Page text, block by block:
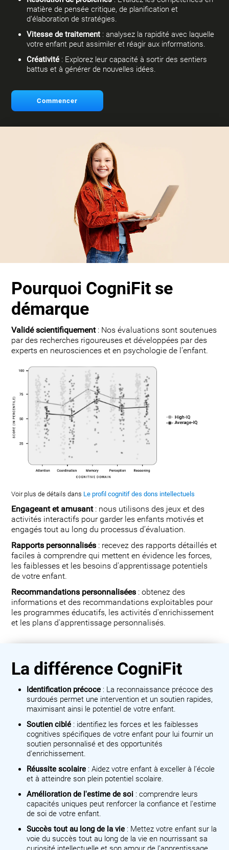
matière de pensée critique, de planification et
d’élaboration de stratégies.
Vitesse de traitement : analysez la rapidité avec laquelle
votre enfant peut assimiler et réagir aux informations.
Créativité : Explorez leur capacité à sortir des sentiers
battus et à générer de nouvelles idées.
Commencer
Pourquoi CogniFit se
démarque
Validé scientifiquement: Nos évaluations sont soutenues
par des recherches rigoureuses et développées par des
experts en neurosciences et en psychologie de l’enfant.
Voir plus de détails dans Le profil cognitif des dons intellectuels
Engageant et amusant: nous utilisons des jeux et des
activités interactifs pour garder les enfants motivés et
engagés tout au long du processus d’évaluation.
Rapports personnalisés : recevez des rapports détaillés et
faciles à comprendre qui mettent en évidence les forces,
les faiblesses et les besoins d'apprentissage potentiels
de votre enfant.
Recommandations personnalisées : obtenez des
informations et des recommandations exploitables pour
les programmes éducatifs, les activités d'enrichissement
et les plans d'apprentissage personnalisés.
La différence CogniFit
Identification précoce : La reconnaissance précoce des
surdoués permet une intervention et un soutien rapides,
maximisant ainsi le potentiel de votre enfant.
Soutien ciblé : identifiez les forces et les faiblesses
cognitives spécifiques de votre enfant pour lui fournir un
soutien personnalisé et des opportunités
d'enrichissement.
Réussite scolaire : Aidez votre enfant à exceller à l’école
et à atteindre son plein potentiel scolaire.
Amélioration de l'estime de soi : comprendre leurs
capacités uniques peut renforcer la confiance et l'estime
de soi de votre enfant.
Succès tout au long de la vie : Mettez votre enfant sur la
voie du succès tout au long de la vie en nourrissant sa